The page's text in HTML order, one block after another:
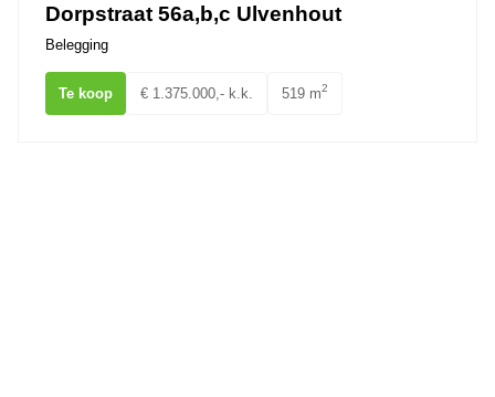
Dorpstraat 56a,b,c Ulvenhout
Belegging
Te koop € 1.375.000,- k.k. 519 m2